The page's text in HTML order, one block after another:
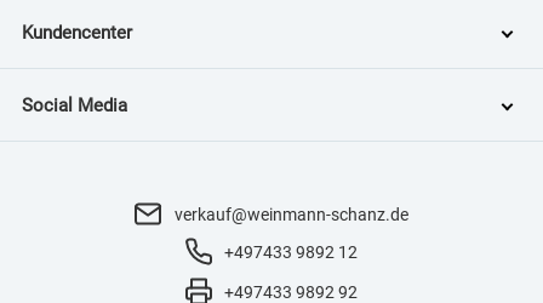
Kundencenter
Social Media
verkauf@weinmann-schanz.de
+497433 9892 12
+497433 9892 92